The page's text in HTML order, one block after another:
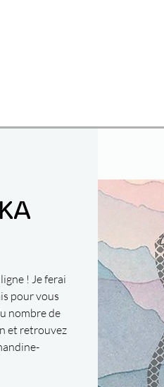
! Je ferai
pour vous
nombre de
et retrouvez